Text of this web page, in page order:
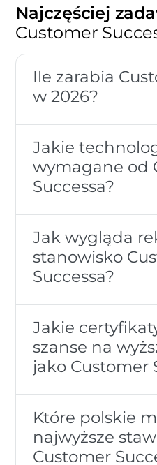
Najczęściej
Customer
Ile zarabia
w 2026?
Jakie
wymagane od
Successa?
Jak wygląda
stanowisko
Successa?
Jakie
szanse na
jako Customer
Które polskie
najwyższe
Customer